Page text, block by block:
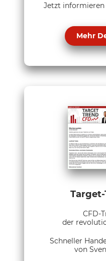
Jetzt informieren
Mehr
CFD-
der
Schneller
von